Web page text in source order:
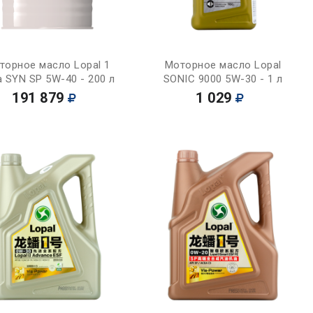
Купить
масло Lopal 1
SYN SP 5W-40 - 200 л
191 879
Купить
Моторное масло Lopal
SONIC 9000 5W-30 - 1 л
1 029